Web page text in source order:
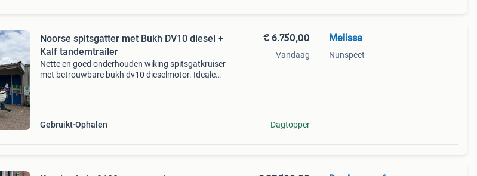
Noorse spitsgatter met Bukh DV10 diesel +
Kalf tandemtrailer
Nette en goed onderhouden wiking spitsgatkruiser
met betrouwbare bukh dv10 dieselmotor. Ideale
Gebruikt Ophalen
€ 6.750,00
Vandaag
Dagtopper
Melissa
Nunspeet